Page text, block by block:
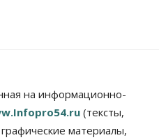
человека
на информационно-
(тексты,
материалы,